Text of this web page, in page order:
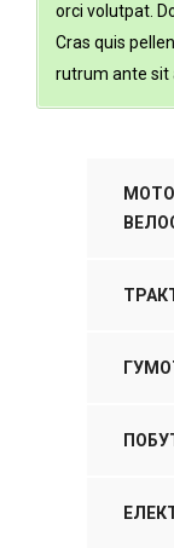
orci volutpat.
Cras quis
rutrum ante sit